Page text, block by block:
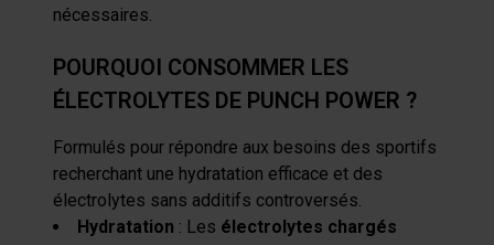
nécessaires.
POURQUOI CONSOMMER LES
ÉLECTROLYTES DE PUNCH POWER ?
Formulés pour répondre aux besoins des sportifs
recherchant une hydratation efficace et des
électrolytes sans additifs controversés.
Hydratation : Les électrolytes chargés